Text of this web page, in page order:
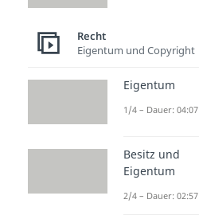
Recht
Eigentum und Copyright
Eigentum
1/4 – Dauer: 04:07
Besitz und
Eigentum
2/4 – Dauer: 02:57